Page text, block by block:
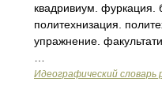
квадривиум. фуркация.
политехнизация.
упражнение.
Идеографический словарь